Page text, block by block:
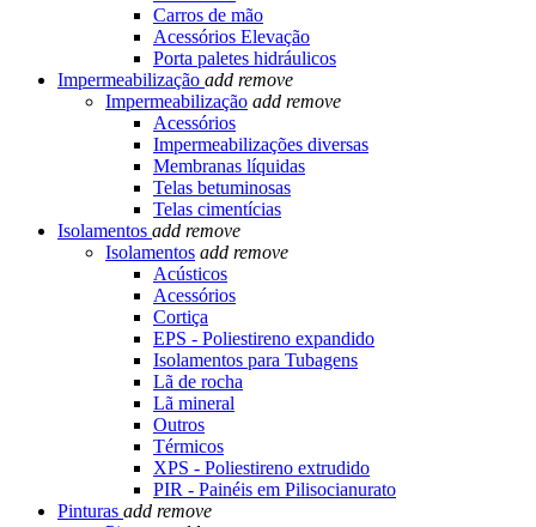
Carros de mão
Acessórios Elevação
Porta paletes hidráulicos
Impermeabilização add remove
Impermeabilização add remove
Acessórios
Impermeabilizações diversas
Membranas líquidas
Telas betuminosas
Telas cimentícias
Isolamentos add remove
Isolamentos add remove
Acústicos
Acessórios
Cortiça
EPS - Poliestireno expandido
Isolamentos para Tubagens
Lã de rocha
Lã mineral
Outros
Térmicos
XPS - Poliestireno extrudido
PIR - Painéis em Pilisocianurato
Pinturas add remove